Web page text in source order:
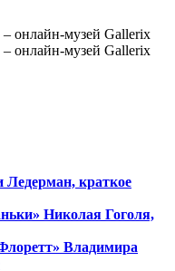
Ледерман, краткое
Николая Гоголя,
Владимира